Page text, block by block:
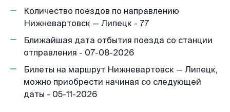
Количество поездов по направлению
Нижневартовск — Липецк - 77
Ближайшая дата отбытия поезда со станции
отправления - 07-08-2026
Билеты на маршрут Нижневартовск — Липецк,
можно приобрести начиная со следующей
даты - 05-11-2026